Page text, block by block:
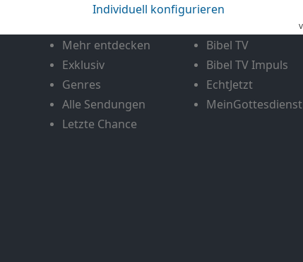
Mediathek
Mehr entdecken
Exklusiv
Genres
Alle Sendungen
Letzte Chance
Livestream
Bibel TV
Bibel TV Impuls
EchtJetzt
MeinGottesdienst